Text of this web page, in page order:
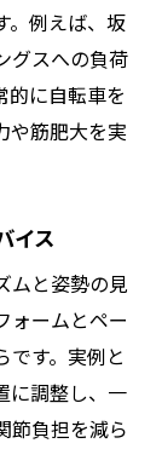
。例えば、坂
グスへの負荷
的に自転車を
や筋肥大を実
イス
ムと姿勢の見
ォームとペー
です。実例と
に調整し、一
節負担を減ら